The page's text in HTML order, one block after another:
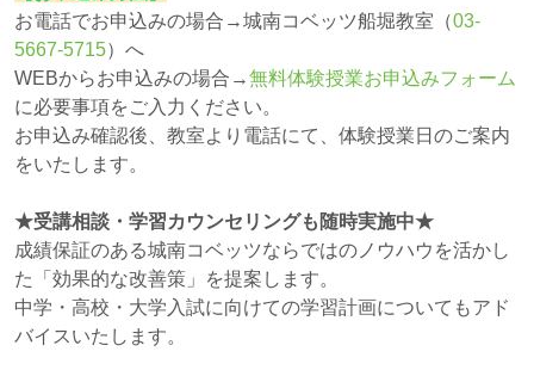
お電話でお申込みの場合→城南コベッツ船堀教室（03-
5667-5715）へ
WEBからお申込みの場合→無料体験授業お申込みフォーム
に必要事項をご入力ください。
お申込み確認後、教室より電話にて、体験授業日のご案内
をいたします。
★受講相談・学習カウンセリングも随時実施中★
成績保証のある城南コベッツならではのノウハウを活かし
た「効果的な改善策」を提案します。
中学・高校・大学入試に向けての学習計画についてもアド
バイスいたします。